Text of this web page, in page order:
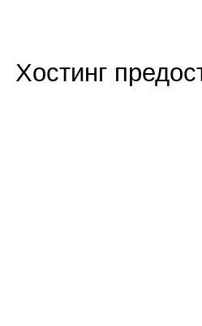
Хостинг